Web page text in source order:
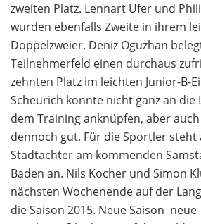
zweiten Platz. Lennart Ufer und
wurden ebenfalls Zweite in ihrem
Doppelzweier. Deniz Oguzhan
Teilnehmerfeld einen durchaus
zehnten Platz im leichten Junior-B-
Scheurich konnte nicht ganz an die
dem Training anknüpfen, aber
dennoch gut. Für die Sportler steht
Stadtachter am kommenden
Baden an. Nils Kocher und Simon
nächsten Wochenende auf der
die Saison 2015. Neue Saison  neue